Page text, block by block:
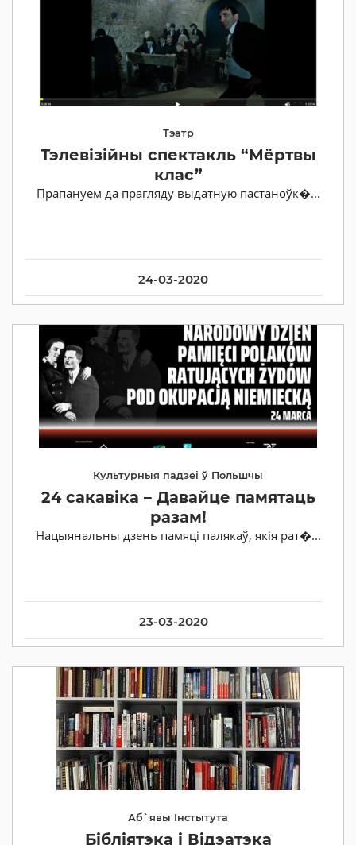
24-03-2020
Тэатр
Тэлевізійны спектакль “Мёртвы
клас”
Прапануем да прагляду выдатную пастаноўк�...
23-03-2020
Культурныя падзеі ў Польшчы
24 сакавіка – Давайце памятаць
разам!
Нацыянальны дзень памяці палякаў, якія рат�...
Аб`явы Iнстытута
Бібліятэка і Відэатэка